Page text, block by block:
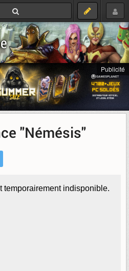
Publicité
"Némésis"